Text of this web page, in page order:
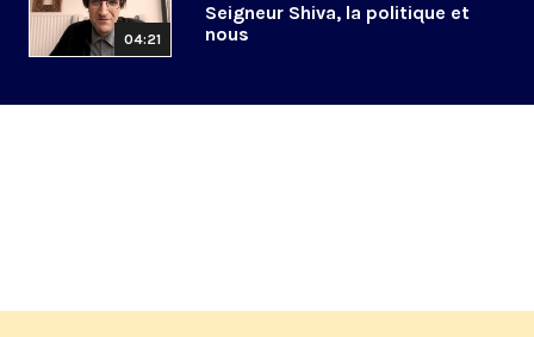
04:21
Seigneur Shiva, la politique et
nous